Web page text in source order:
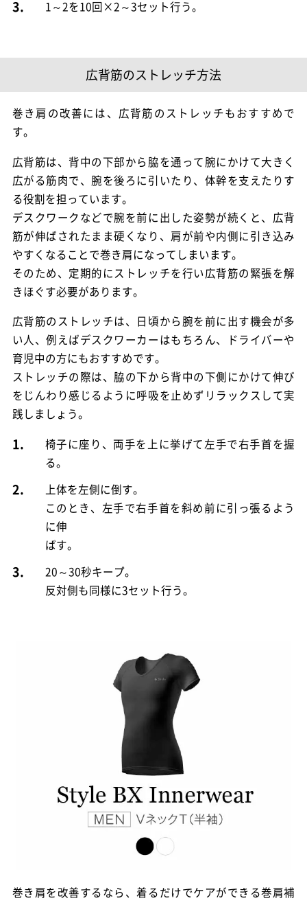
3. 1～2を10回×2～3セット行う。
広背筋のストレッチ方法
巻き肩の改善には、広背筋のストレッチもおすすめで
す。
広背筋は、背中の下部から脇を通って腕にかけて大きく
広がる筋肉で、腕を後ろに引いたり、体幹を支えたりす
る役割を担ってい ます。
デスクワークなどで腕を前に出した姿勢が続くと、広背
筋が伸ばされたまま硬くなり、肩が前や内側に引き込み
やすくなることで巻き肩になってしまいます。
そのため、定期的にストレッチを行い広背筋の緊張を解
きほぐす必要があります。
広背筋のストレッチは、日頃から腕を前に出す機会が多
い人、例えばデスクワーカーはもちろん、ドライバーや
育児中の方にもおすすめです。
ストレッチの際は、脇の下から背中の下側にかけて伸び
をじんわり感じるように呼吸を止めずリラックスして実
践しましょう。
1.
椅子に座り、両手を上に挙げて左手で右手首を握
る。
2.
上体を左側に倒す。
このとき、左手で右手首を斜め前に引っ張るよう
に伸
ばす。
3.
20～30秒キープ。
反対側も同様に3セット行う。
巻き肩を改善するなら、着るだけでケアができる巻肩補